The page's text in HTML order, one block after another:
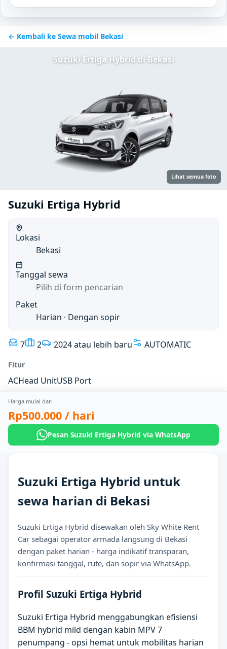
← Kembali ke Sewa mobil Bekasi
Suzuki Ertiga Hybrid di Bekasi
Lihat semua foto
Suzuki Ertiga Hybrid
Lokasi
Bekasi
Tanggal sewa
Pilih di form pencarian
Paket
Harian · Dengan sopir
7 2 2024 atau lebih baru AUTOMATIC
Fitur
ACHead UnitUSB Port
Harga mulai dari
Rp500.000 / hari
Pesan Suzuki Ertiga Hybrid via WhatsApp
Suzuki Ertiga Hybrid untuk
sewa harian di Bekasi
Suzuki Ertiga Hybrid disewakan oleh Sky White Rent
Car sebagai operator armada langsung di Bekasi
dengan paket harian - harga indikatif transparan,
konfirmasi tanggal, rute, dan sopir via WhatsApp.
Profil Suzuki Ertiga Hybrid
Suzuki Ertiga Hybrid menggabungkan efisiensi
BBM hybrid mild dengan kabin MPV 7
penumpang - opsi hemat untuk mobilitas harian